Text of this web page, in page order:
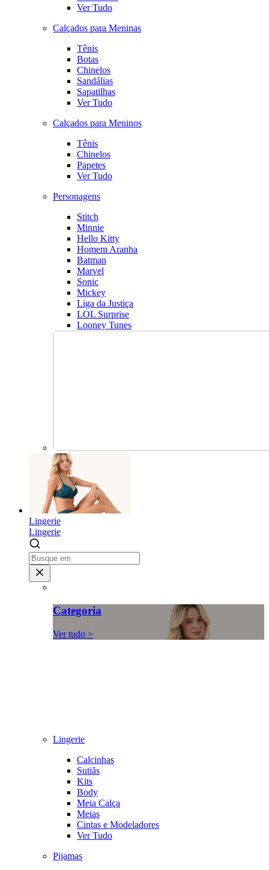
Ver Tudo
Calçados para Meninas
Tênis
Botas
Chinelos
Sandálias
Sapatilhas
Ver Tudo
Calçados para Meninos
Tênis
Chinelos
Papetes
Ver Tudo
Personagens
Stitch
Minnie
Hello Kitty
Homem Aranha
Batman
Marvel
Sonic
Mickey
Liga da Justiça
LOL Surprise
Looney Tunes
Lingerie
Lingerie
Categoria
Ver tudo >
Lingerie
Calcinhas
Sutiãs
Kits
Body
Meia Calça
Meias
Cintas e Modeladores
Ver Tudo
Pijamas